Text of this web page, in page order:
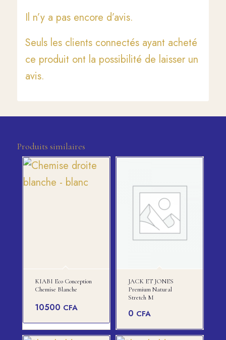
Il n’y a pas encore d’avis.
Seuls les clients connectés ayant acheté
ce produit ont la possibilité de laisser un
avis.
Produits similaires
KIABI Eco Conception
Chemise Blanche
10500 CFA
JACK ET JONES
Premium Natural
Stretch M
0 CFA